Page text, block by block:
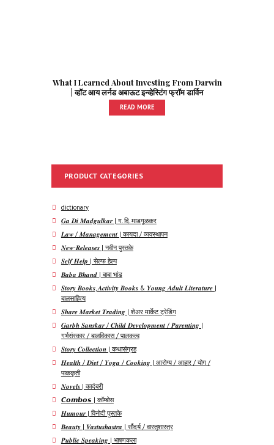
What I Learned About Investing From Darwin
| व्हॉट आय लर्नड अबाऊट इन्व्हेस्टिंग फ्रॉम डार्विन
READ MORE
PRODUCT CATEGORIES
dictionary
𝑮𝒂 𝑫𝒊 𝑴𝒂𝒅𝒈𝒖𝒍𝒌𝒂𝒓 | ग. दि. माडगूळकर
𝑳𝒂𝒘 / 𝑴𝒂𝒏𝒂𝒈𝒆𝒎𝒆𝒏𝒕 | कायदा / व्यवस्थापन
𝑵𝒆𝒘-𝑹𝒆𝒍𝒆𝒂𝒔𝒆𝒔 | नवीन पुस्तके
𝑺𝒆𝒍𝒇 𝑯𝒆𝒍𝒑 | सेल्फ हेल्प
𝑩𝒂𝒃𝒂 𝑩𝒉𝒂𝒏𝒅 | बाबा भांड
𝑺𝒕𝒐𝒓𝒚 𝑩𝒐𝒐𝒌𝒔, 𝑨𝒄𝒕𝒊𝒗𝒊𝒕𝒚 𝑩𝒐𝒐𝒌𝒔 & 𝒀𝒐𝒖𝒏𝒈 𝑨𝒅𝒖𝒍𝒕 𝑳𝒊𝒕𝒆𝒓𝒂𝒕𝒖𝒓𝒆 |
बालसाहित्य
𝑺𝒉𝒂𝒓𝒆 𝑴𝒂𝒓𝒌𝒆𝒕 𝑻𝒓𝒂𝒅𝒊𝒏𝒈 | शेअर मार्केट ट्रेडिंग
𝑮𝒂𝒓𝒃𝒉 𝑺𝒂𝒏𝒔𝒌𝒂𝒓 / 𝑪𝒉𝒊𝒍𝒅 𝑫𝒆𝒗𝒆𝒍𝒐𝒑𝒎𝒆𝒏𝒕 / 𝑷𝒂𝒓𝒆𝒏𝒕𝒊𝒏𝒈 |
गर्भसंस्कार / बालविकास / पालकत्व
𝑺𝒕𝒐𝒓𝒚 𝑪𝒐𝒍𝒍𝒆𝒄𝒕𝒊𝒐𝒏 | कथासंग्रह
𝑯𝒆𝒂𝒍𝒕𝒉 / 𝑫𝒊𝒆𝒕 / 𝒀𝒐𝒈𝒂 / 𝑪𝒐𝒐𝒌𝒊𝒏𝒈 | आरोग्य / आहार / योग /
पाककृती
𝑵𝒐𝒗𝒆𝒍𝒔 | कादंबरी
𝘾𝙤𝙢𝙗𝙤𝙨 | कॉम्बोस
𝑯𝒖𝒎𝒐𝒖𝒓 | विनोदी पुस्तके
𝑩𝒆𝒂𝒖𝒕𝒚 | 𝑽𝒂𝒔𝒕𝒖𝒔𝒉𝒂𝒔𝒕𝒓𝒂 | सौंदर्य / वास्तुशास्त्र
𝑷𝒖𝒃𝒍𝒊𝒄 𝑺𝒑𝒆𝒂𝒌𝒊𝒏𝒈 | भाषणकला